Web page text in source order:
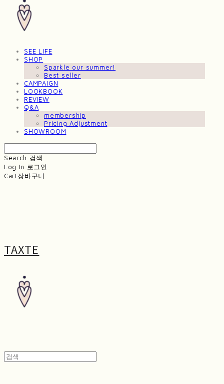
SEE LIFE
SHOP
Sparkle our summer!
Best seller
CAMPAIGN
LOOKBOOK
REVIEW
Q&A
membership
Pricing Adjustment
SHOWROOM
Search 검색
Log In 로그인
Cart장바구니
TAXTE